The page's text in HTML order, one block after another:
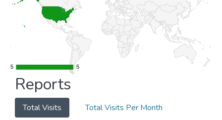
5
5 5
5
Reports
Total Visits
Total Visits Per Month